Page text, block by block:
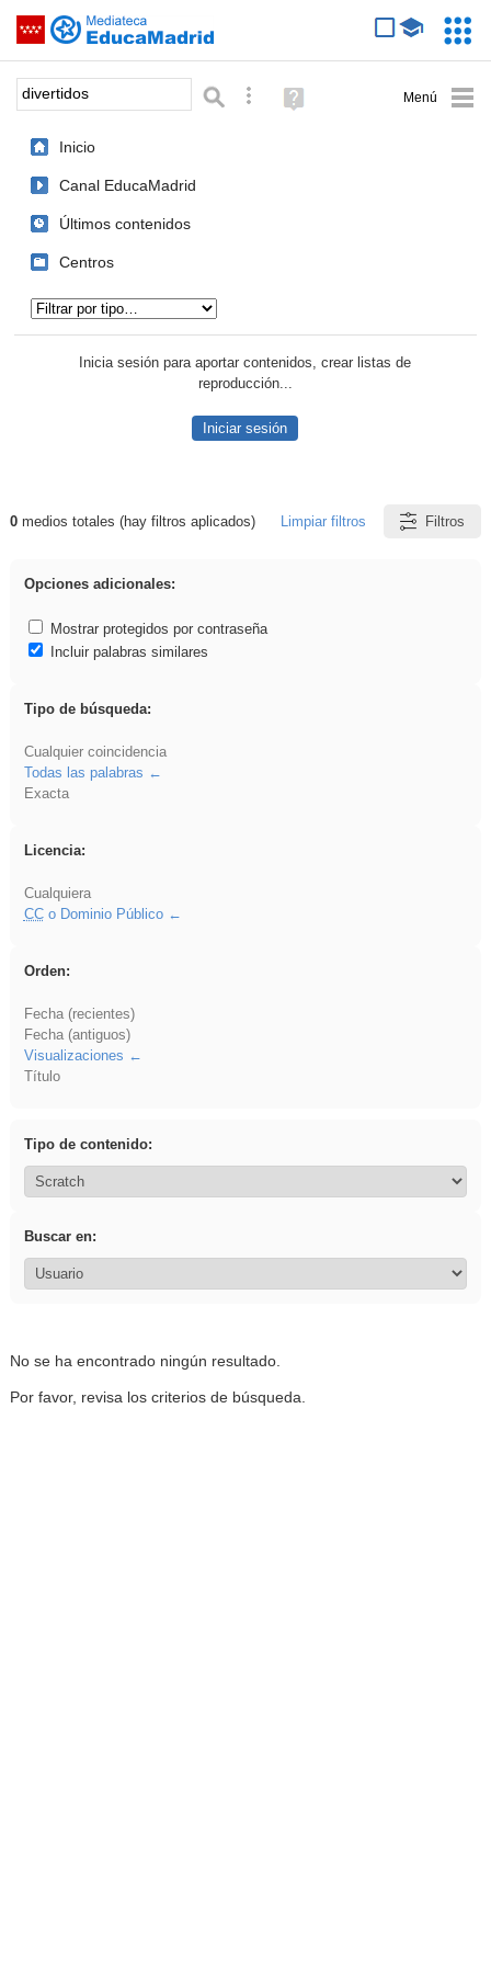
Saltar navegación
Palabra o frase: Búsqueda avanzada
Ayuda
(en
Inicio
Canal EducaMadrid
Últimos contenidos
Centros
Inicia sesión para aportar contenidos, crear listas de
reproducción...
Iniciar sesión
Resultados de: divertidos
0medios totales (hay filtros aplicados) Limpiar filtros Filtros
Opciones adicionales:
Mostrar protegidos por contraseña
Incluir palabras similares
Tipo de búsqueda:
Cualquier coincidencia
Todas las palabras
Exacta
Licencia:
Cualquiera
CCo Dominio Público
Orden:
Fecha (recientes)
Fecha (antiguos)
Visualizaciones
Título
Tipo de contenido:
Buscar en:
No se ha encontrado ningún resultado.
Por favor, revisa los criterios de búsqueda.